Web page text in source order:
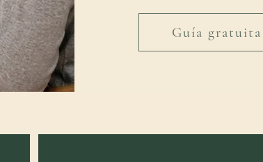
Guía gratuita